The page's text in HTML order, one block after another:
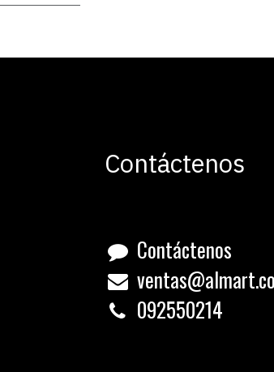
Contáctenos
Contáctenos
092550214